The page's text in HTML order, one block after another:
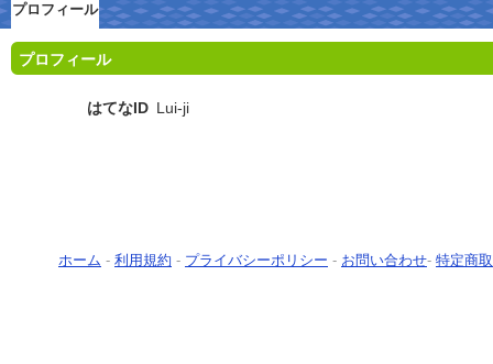
プロフィール
プロフィール
はてなID Lui-ji
ホーム - 利用規約 - プライバシーポリシー - お問い合わせ- 特定商